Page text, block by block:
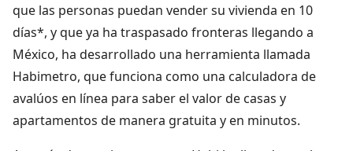
que las personas puedan vender su vivienda en 10
días*, y que ya ha traspasado fronteras llegando a
México, ha desarrollado una herramienta llamada
Habimetro, que funciona como una calculadora de
avalúos en línea para saber el valor de casas y
apartamentos de manera gratuita y en minutos.